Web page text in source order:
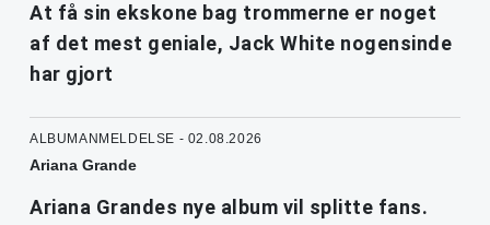
At få sin ekskone bag trommerne er noget
af det mest geniale, Jack White nogensinde
har gjort
ALBUMANMELDELSE - 02.08.2026
Ariana Grande
Ariana Grandes nye album vil splitte fans.